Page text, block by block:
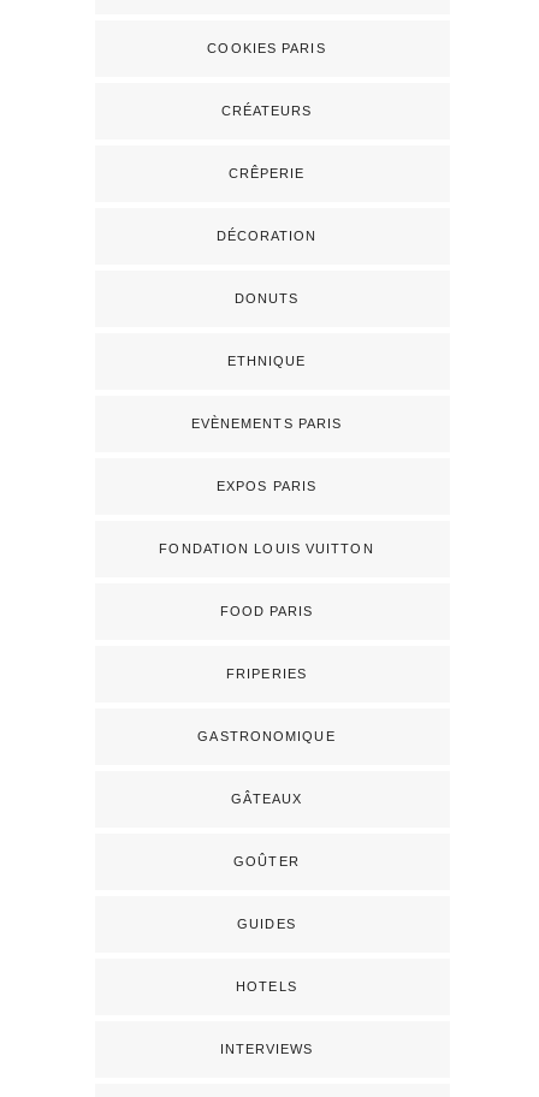
COOKIES PARIS
CRÉATEURS
CRÊPERIE
DÉCORATION
DONUTS
ETHNIQUE
EVÈNEMENTS PARIS
EXPOS PARIS
FONDATION LOUIS VUITTON
FOOD PARIS
FRIPERIES
GASTRONOMIQUE
GÂTEAUX
GOÛTER
GUIDES
HOTELS
INTERVIEWS